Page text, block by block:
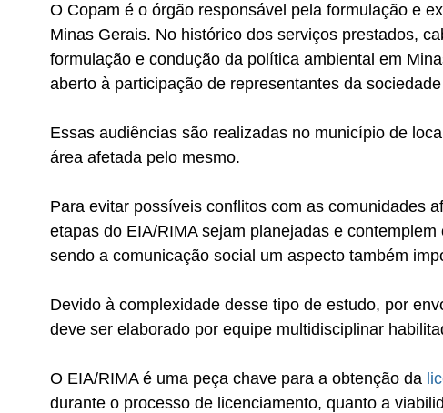
O Copam é o órgão responsável pela formulação e
Minas Gerais. No histórico dos serviços prestados,
formulação e condução da política ambiental em
aberto à participação de representantes da
Essas audiências são realizadas no município de
área afetada pelo mesmo.
Para evitar possíveis conflitos com as comunidades
etapas do EIA/RIMA sejam planejadas e
sendo a comunicação social um aspecto também
Devido à complexidade desse tipo de estudo, por
deve ser elaborado por equipe multidisciplinar
O EIA/RIMA é uma peça chave para a obtenção da
durante o processo de licenciamento, quanto a